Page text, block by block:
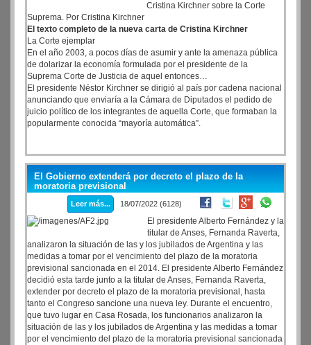
Cristina Kirchner sobre la Corte
Suprema. Por Cristina Kirchner
El texto completo de la nueva carta de Cristina Kirchner
La Corte ejemplar
En el año 2003, a pocos días de asumir y ante la amenaza pública
de dolarizar la economía formulada por el presidente de la
Suprema Corte de Justicia de aquel entonces…
El presidente Néstor Kirchner se dirigió al país por cadena nacional
anunciando que enviaría a la Cámara de Diputados el pedido de
juicio político de los integrantes de aquella Corte, que formaban la
popularmente conocida “mayoría automática”.
El Gobierno extenderá por decreto el plazo de la
moratoria previsional
Leer más... 18/07/2022 (6128)
El presidente Alberto Fernández y la
titular de Anses, Fernanda Raverta,
analizaron la situación de las y los jubilados de Argentina y las
medidas a tomar por el vencimiento del plazo de la moratoria
previsional sancionada en el 2014. El presidente Alberto Fernández
decidió esta tarde junto a la titular de Anses, Fernanda Raverta,
extender por decreto el plazo de la moratoria previsional, hasta
tanto el Congreso sancione una nueva ley. Durante el encuentro,
que tuvo lugar en Casa Rosada, los funcionarios analizaron la
situación de las y los jubilados de Argentina y las medidas a tomar
por el vencimiento del plazo de la moratoria previsional sancionada